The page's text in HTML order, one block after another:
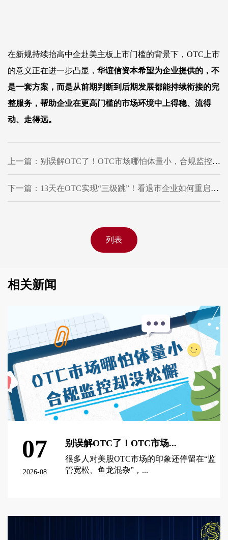
在新规持续抬高中企赴美主板上市门槛的背景下， OTC 上市
的意义正在进一步凸显 ， 华谊信资本希望为企业提供的，不
是一套方案 ， 而是从前期判断到后期发展都能持续衔接的完
整服务， 帮助企业在更高门槛的市场环境中上得稳、流得
动、走得远。
上一篇：别误解OTC了！OTC市场哪怕体量小，合规监控却没松懈
下一篇：13天在OTC实现“三级跳”！看退市企业如何重启美股资本路
列表
相关新闻
07
2026-08
别误解OTC了！OTC市场...
很多人对美股OTC市场的印象还停留在“监
管宽松、鱼龙混杂”，...